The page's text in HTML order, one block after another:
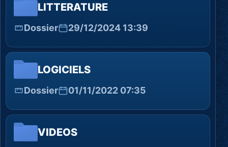
LITTERATURE
Dossier 29/12/2024 13:39
LOGICIELS
Dossier 01/11/2022 07:35
VIDEOS